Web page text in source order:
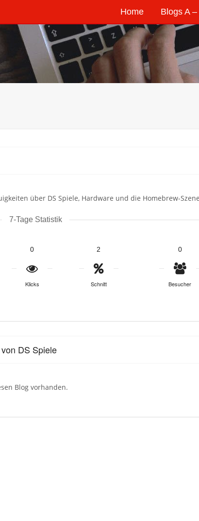
Home Blogs A –
über DS Spiele, Hardware und die Homebrew-Szene
7-Tage Statistik
0
Klicks
2
Schnitt
0
Besucher
DS Spiele
Blog vorhanden.